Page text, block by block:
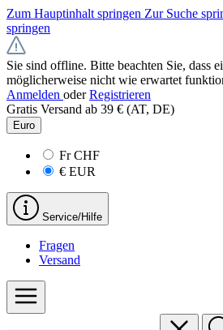
Zum Hauptinhalt springen Zur Suche
springen
Sie sind offline. Bitte beachten Sie, dass
möglicherweise nicht wie erwartet
Anmelden oder Registrieren
Gratis Versand ab 39 € (AT, DE)
Euro
FrCHF
€ EUR
Service/Hilfe
Fragen
Versand